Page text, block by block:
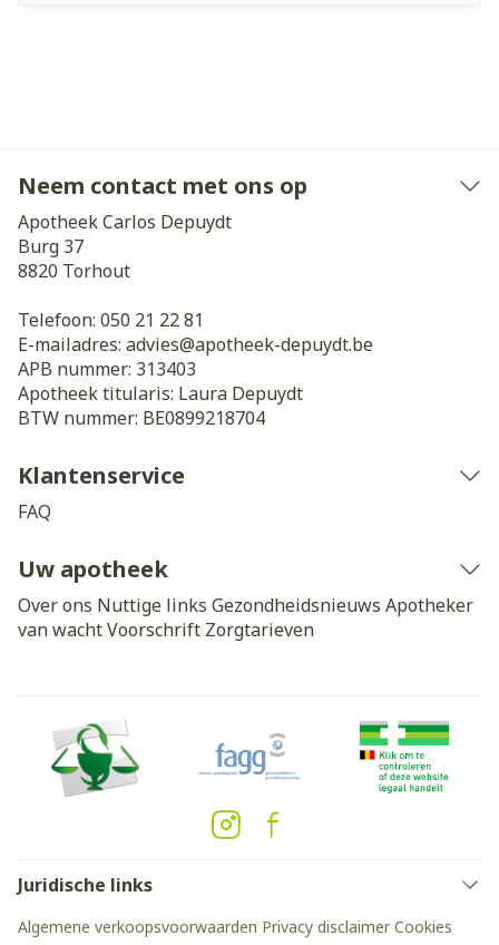
Neem contact met ons op
Apotheek Carlos Depuydt
Burg 37
8820 Torhout
Telefoon: 050 21 22 81
E-mailadres: advies@apotheek-depuydt.be
APB nummer: 313403
Apotheek titularis: Laura Depuydt
BTW nummer: BE0899218704
Klantenservice
FAQ
Uw apotheek
Over ons Nuttige links Gezondheidsnieuws Apotheker
van wachtVoorschrift Zorgtarieven
Juridische links
Algemene verkoopsvoorwaarden Privacy disclaimer Cookies